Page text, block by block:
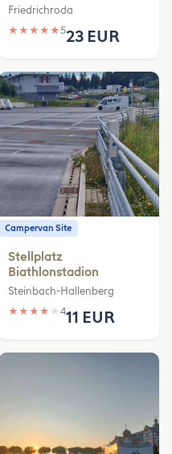
Friedrichroda
★ ★ ★ ★ ★523 EUR
Campervan Site
Stellplatz
Biathlonstadion
Steinbach-Hallenberg
★ ★ ★ ★ ★ 411 EUR